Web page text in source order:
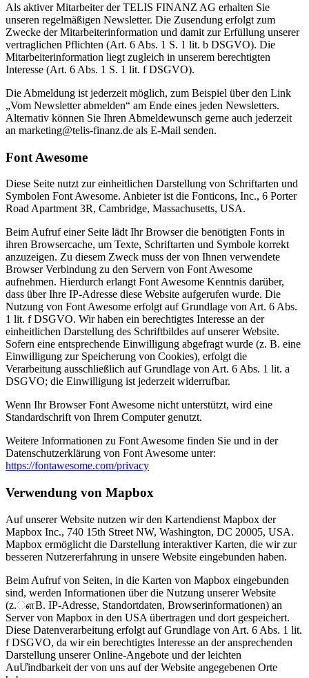
Als aktiver Mitarbeiter der TELIS FINANZ AG erhalten Sie
unseren regelmäßigen Newsletter. Die Zusendung erfolgt zum
Zwecke der Mitarbeiterinformation und damit zur Erfüllung unserer
vertraglichen Pflichten (Art. 6 Abs. 1 S. 1 lit. b DSGVO). Die
Mitarbeiterinformation liegt zugleich in unserem berechtigten
Interesse (Art. 6 Abs. 1 S. 1 lit. f DSGVO).
Die Abmeldung ist jederzeit möglich, zum Beispiel über den Link
„Vom Newsletter abmelden“ am Ende eines jeden Newsletters.
Alternativ können Sie Ihren Abmeldewunsch gerne auch jederzeit
an marketing@telis-finanz.de als E-Mail senden.
Font Awesome
Diese Seite nutzt zur einheitlichen Darstellung von Schriftarten und
Symbolen Font Awesome. Anbieter ist die Fonticons, Inc., 6 Porter
Road Apartment 3R, Cambridge, Massachusetts, USA.
Beim Aufruf einer Seite lädt Ihr Browser die benötigten Fonts in
ihren Browsercache, um Texte, Schriftarten und Symbole korrekt
anzuzeigen. Zu diesem Zweck muss der von Ihnen verwendete
Browser Verbindung zu den Servern von Font Awesome
aufnehmen. Hierdurch erlangt Font Awesome Kenntnis darüber,
dass über Ihre IP-Adresse diese Website aufgerufen wurde. Die
Nutzung von Font Awesome erfolgt auf Grundlage von Art. 6 Abs.
1 lit. f DSGVO. Wir haben ein berechtigtes Interesse an der
einheitlichen Darstellung des Schriftbildes auf unserer Website.
Sofern eine entsprechende Einwilligung abgefragt wurde (z. B. eine
Einwilligung zur Speicherung von Cookies), erfolgt die
Verarbeitung ausschließlich auf Grundlage von Art. 6 Abs. 1 lit. a
DSGVO; die Einwilligung ist jederzeit widerrufbar.
Wenn Ihr Browser Font Awesome nicht unterstützt, wird eine
Standardschrift von Ihrem Computer genutzt.
Weitere Informationen zu Font Awesome finden Sie und in der
Datenschutzerklärung von Font Awesome unter:
https://fontawesome.com/privacy
Verwendung von Mapbox
Auf unserer Website nutzen wir den Kartendienst Mapbox der
Mapbox Inc., 740 15th Street NW, Washington, DC 20005, USA.
Mapbox ermöglicht die Darstellung interaktiver Karten, die wir zur
besseren Nutzererfahrung in unsere Website eingebunden haben.
Beim Aufruf von Seiten, in die Karten von Mapbox eingebunden
sind, werden Informationen über die Nutzung unserer Website
(z.ௗB. IP-Adresse, Standortdaten, Browserinformationen) an
Server von Mapbox in den USA übertragen und dort gespeichert.
Diese Datenverarbeitung erfolgt auf Grundlage von Art. 6 Abs. 1 lit.
f DSGVO, da wir ein berechtigtes Interesse an der ansprechenden
Darstellung unserer Online-Angebote und der leichten
AuƯindbarkeit der von uns auf der Website angegebenen Orte